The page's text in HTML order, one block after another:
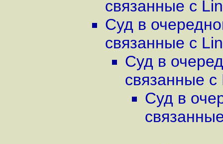
связанные с
Суд в
связанные с
Суд в
связанные с
Суд в